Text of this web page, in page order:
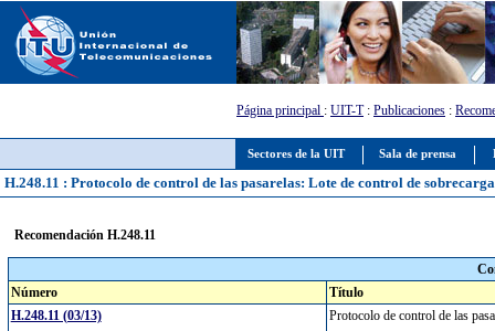
Sectores de la UIT Sala de prensa
Página principal : UIT-T: Publicaciones :
H.248.11 : Protocolo de control de las pasarelas: Lote de control de
Recomendación H.248.11
Número
Título
H.248.11 (03/13)
Protocolo de control de las